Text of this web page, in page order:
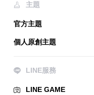
主題
官方主題
個人原創主題
LINE服務
LINE GAME